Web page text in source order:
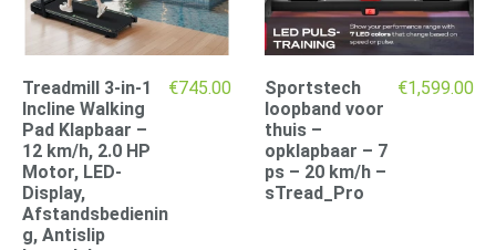
Treadmill 3-in-1
Incline Walking
Pad Klapbaar –
12 km/h, 2.0 HP
Motor, LED-
Display,
Afstandsbedienin
g, Antislip
€745.00
Sportstech
loopband voor
thuis –
opklapbaar – 7
ps – 20 km/h –
sTread_Pro
€1,599.00